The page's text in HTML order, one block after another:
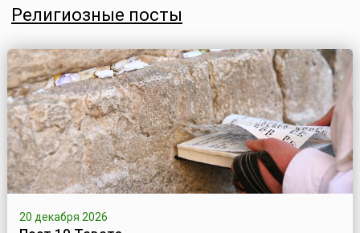
специальный обряд посыпания голов верующих
освященным пеплом (иногда вместо посыпания голов...
Религиозные посты
20 декабря 2026